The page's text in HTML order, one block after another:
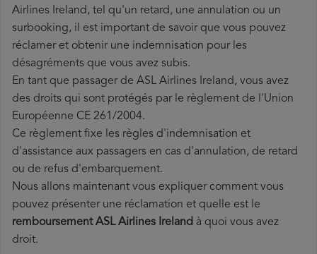
Airlines Ireland, tel qu'un retard, une annulation ou un
surbooking, il est important de savoir que vous pouvez
réclamer et obtenir une indemnisation pour les
désagréments que vous avez subis.
En tant que passager de ASL Airlines Ireland, vous avez
des droits qui sont protégés par le règlement de l'Union
Européenne CE 261/2004.
Ce règlement fixe les règles d'indemnisation et
d'assistance aux passagers en cas d'annulation, de retard
ou de refus d'embarquement.
Nous allons maintenant vous expliquer comment vous
pouvez présenter une réclamation et quelle est le
remboursement ASL Airlines Ireland à quoi vous avez
droit.